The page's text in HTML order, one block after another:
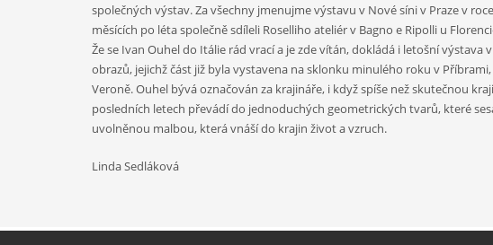
společných výstav. Za všechny jmenujme výstavu v Nové síni v Praze v
měsících po léta společně sdíleli Roselliho ateliér v Bagno e Ripolli u
Že se Ivan Ouhel do Itálie rád vrací a je zde vítán, dokládá i letošní
obrazů, jejichž část již byla vystavena na sklonku minulého roku v
Veroně. Ouhel bývá označován za krajináře, i když spíše než skutečnou
posledních letech převádí do jednoduchých geometrických tvarů, které
uvolněnou malbou, která vnáší do krajin život a vzruch.
Linda Sedláková